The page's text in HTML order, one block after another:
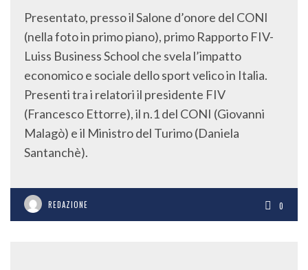
Presentato, presso il Salone d’onore del CONI
(nella foto in primo piano), primo Rapporto FIV-
Luiss Business School che svela l’impatto
economico e sociale dello sport velico in Italia.
Presenti tra i relatori il presidente FIV
(Francesco Ettorre), il n.1 del CONI (Giovanni
Malagò) e il Ministro del Turimo (Daniela
Santanchè).
REDAZIONE 0